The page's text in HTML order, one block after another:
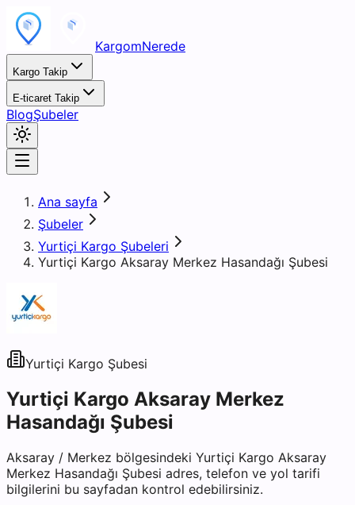
KargomNerede
Kargo Takip
E-ticaret Takip
BlogŞubeler
Ana sayfa
Şubeler
Yurtiçi Kargo Şubeleri
Yurtiçi Kargo Aksaray Merkez Hasandağı Şubesi
Yurtiçi Kargo Şubesi
Yurtiçi Kargo Aksaray Merkez
Hasandağı Şubesi
Aksaray / Merkez bölgesindeki Yurtiçi Kargo Aksaray
Merkez Hasandağı Şubesi adres, telefon ve yol tarifi
bilgilerini bu sayfadan kontrol edebilirsiniz.